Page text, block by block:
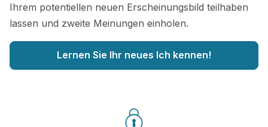
Ihrem potentiellen neuen Erscheinungsbild teilhaben
lassen und zweite Meinungen einholen.
Lernen Sie Ihr neues Ich kennen!